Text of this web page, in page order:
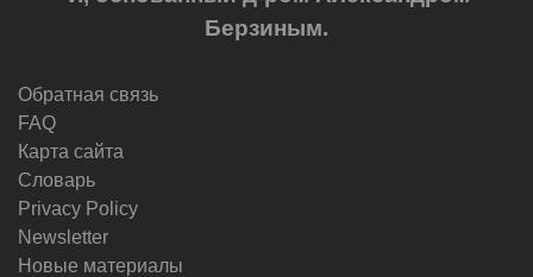
Берзиным.
Обратная связь
FAQ
Карта сайта
Словарь
Privacy Policy
Newsletter
Новые материалы